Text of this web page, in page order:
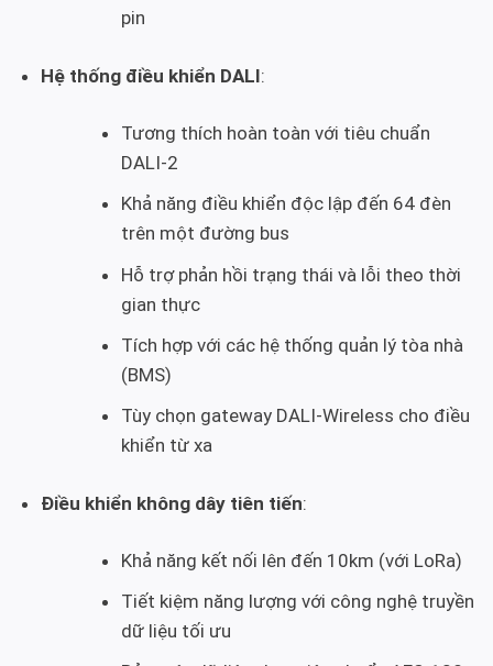
pin
Hệ thống điều khiển DALI:
Tương thích hoàn toàn với tiêu chuẩn
DALI-2
Khả năng điều khiển độc lập đến 64 đèn
trên một đường bus
Hỗ trợ phản hồi trạng thái và lỗi theo thời
gian thực
Tích hợp với các hệ thống quản lý tòa nhà
(BMS)
Tùy chọn gateway DALI-Wireless cho điều
khiển từ xa
Điều khiển không dây tiên tiến:
Khả năng kết nối lên đến 10km (với LoRa)
Tiết kiệm năng lượng với công nghệ truyền
dữ liệu tối ưu